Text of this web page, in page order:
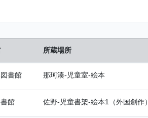
所蔵場所
書館 那珂湊-児童室-絵本
館 佐野-児童書架-絵本1（外国創作）